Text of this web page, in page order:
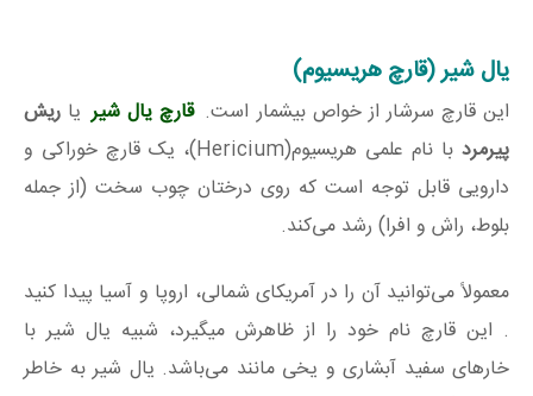
یال شیر (قارچ هریسیوم)
این قارچ سرشار از خواص بیشمار است. قارچ یال شیر یا ریش
پیرمرد
با نام علمی هریسیوم(Hericium)، یک قارچ خوراکی و
دارویی قابل توجه است که روی درختان چوب سخت (از جمله
بلوط، راش و افرا) رشد می‌کند.
معمولاً می‌توانید آن را در آمریکای شمالی، اروپا و آسیا پیدا کنید
. این قارچ نام خود را از ظاهرش میگیرد، شبیه یال شیر با
خارهای سفید آبشاری و یخی مانند می‌باشد. یال شیر به خاطر